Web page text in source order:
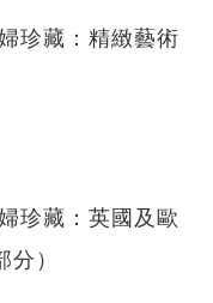
珍藏：精緻藝術
珍藏：英國及歐
）